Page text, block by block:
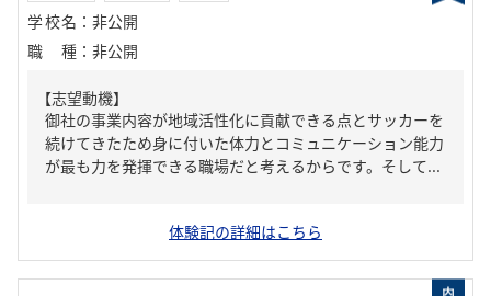
学校名 ： 非公開
職種 ： 非公開
【志望動機】
御社の事業内容が地域活性化に貢献できる点とサッカーを
続けてきたため身に付いた体力とコミュニケーション能力
が最も力を発揮できる職場だと考えるからです。そして...
体験記の詳細はこちら